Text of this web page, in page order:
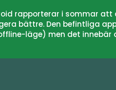
rapporterar i sommar att
bättre. Den befintliga
läge) men det innebär